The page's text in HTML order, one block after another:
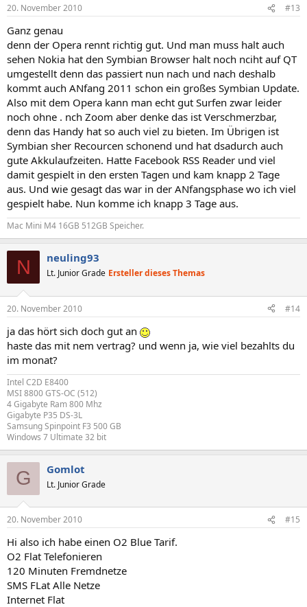
20. November 2010 #13
Ganz genau
denn der Opera rennt richtig gut. Und man muss halt auch
sehen Nokia hat den Symbian Browser halt noch nciht auf QT
umgestellt denn das passiert nun nach und nach deshalb
kommt auch ANfang 2011 schon ein großes Symbian Update.
Also mit dem Opera kann man echt gut Surfen zwar leider
noch ohne . nch Zoom aber denke das ist Verschmerzbar,
denn das Handy hat so auch viel zu bieten. Im Übrigen ist
Symbian sher Recourcen schonend und hat dsadurch auch
gute Akkulaufzeiten. Hatte Facebook RSS Reader und viel
damit gespielt in den ersten Tagen und kam knapp 2 Tage
aus. Und wie gesagt das war in der ANfangsphase wo ich viel
gespielt habe. Nun komme ich knapp 3 Tage aus.
Mac Mini M4 16GB 512GB Speicher.
N neuling93
Lt. Junior Grade Ersteller dieses Themas
20. November 2010 #14
ja das hört sich doch gut an
haste das mit nem vertrag? und wenn ja, wie viel bezahlts du
im monat?
Intel C2D E8400
MSI 8800 GTS-OC (512)
4 Gigabyte Ram 800 Mhz
Gigabyte P35 DS-3L
Samsung Spinpoint F3 500 GB
Windows 7 Ultimate 32 bit
G Gomlot
Lt. Junior Grade
20. November 2010 #15
Hi also ich habe einen O2 Blue Tarif.
O2 Flat Telefonieren
120 Minuten Fremdnetze
SMS FLat Alle Netze
Internet Flat